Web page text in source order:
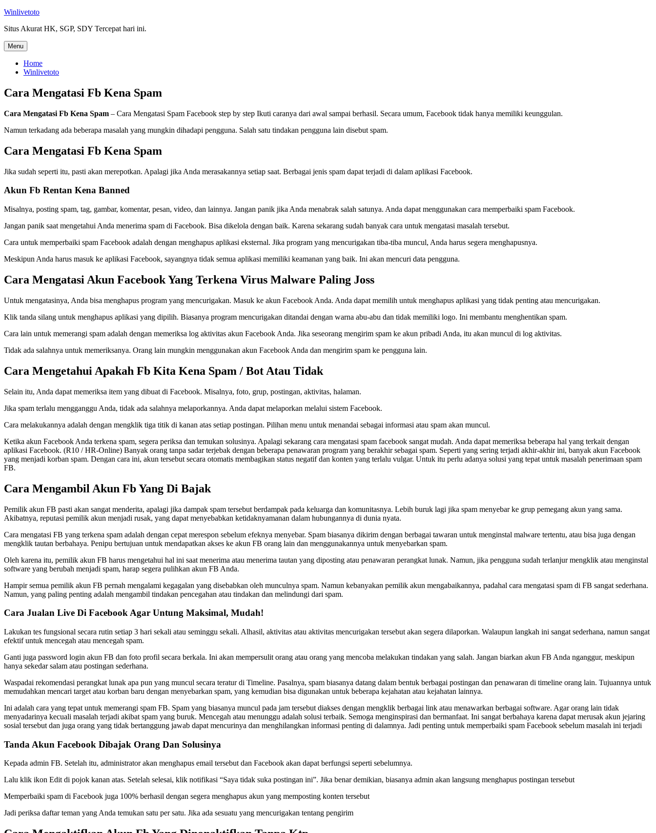
Skip
content
Winlivetoto
Situs Akurat HK, SGP, SDY Tercepat hari ini.
Menu
Home
Winlivetoto
Cara Mengatasi Fb Kena Spam
Cara Mengatasi Fb Kena Spam – Cara Mengatasi Spam Facebook step by step Ikuti caranya dari awal sampai berhasil. Secara umum, Facebook tidak hanya memiliki keunggulan.
Namun terkadang ada beberapa masalah yang mungkin dihadapi pengguna. Salah satu tindakan pengguna lain disebut spam.
Cara Mengatasi Fb Kena Spam
Jika sudah seperti itu, pasti akan merepotkan. Apalagi jika Anda merasakannya setiap saat. Berbagai jenis spam dapat terjadi di dalam aplikasi Facebook.
Akun Fb Rentan Kena Banned
Misalnya, posting spam, tag, gambar, komentar, pesan, video, dan lainnya. Jangan panik jika Anda menabrak salah satunya. Anda dapat menggunakan cara memperbaiki spam Facebook.
Jangan panik saat mengetahui Anda menerima spam di Facebook. Bisa dikelola dengan baik. Karena sekarang sudah banyak cara untuk mengatasi masalah tersebut.
Cara untuk memperbaiki spam Facebook adalah dengan menghapus aplikasi eksternal. Jika program yang mencurigakan tiba-tiba muncul, Anda harus segera menghapusnya.
Meskipun Anda harus masuk ke aplikasi Facebook, sayangnya tidak semua aplikasi memiliki keamanan yang baik. Ini akan mencuri data pengguna.
Cara Mengatasi Akun Facebook Yang Terkena Virus Malware Paling Joss
Untuk mengatasinya, Anda bisa menghapus program yang mencurigakan. Masuk ke akun Facebook Anda. Anda dapat memilih untuk menghapus aplikasi yang tidak penting atau mencurigakan.
Klik tanda silang untuk menghapus aplikasi yang dipilih. Biasanya program mencurigakan ditandai dengan warna abu-abu dan tidak memiliki logo. Ini membantu menghentikan spam.
Cara lain untuk memerangi spam adalah dengan memeriksa log aktivitas akun Facebook Anda. Jika seseorang mengirim spam ke akun pribadi Anda, itu akan muncul di log aktivitas.
Tidak ada salahnya untuk memeriksanya. Orang lain mungkin menggunakan akun Facebook Anda dan mengirim spam ke pengguna lain.
Cara Mengetahui Apakah Fb Kita Kena Spam / Bot Atau Tidak
Selain itu, Anda dapat memeriksa item yang dibuat di Facebook. Misalnya, foto, grup, postingan, aktivitas, halaman.
Jika spam terlalu mengganggu Anda, tidak ada salahnya melaporkannya. Anda dapat melaporkan melalui sistem Facebook.
Cara melakukannya adalah dengan mengklik tiga titik di kanan atas setiap postingan. Pilihan menu untuk menandai sebagai informasi atau spam akan muncul.
Ketika akun Facebook Anda terkena spam, segera periksa dan temukan solusinya. Apalagi sekarang cara mengatasi spam facebook sangat mudah. Anda dapat memeriksa beberapa hal yang terkait dengan
aplikasi Facebook. (R10 / HR-Online) Banyak orang tanpa sadar terjebak dengan beberapa penawaran program yang berakhir sebagai spam. Seperti yang sering terjadi akhir-akhir ini, banyak akun Facebook
yang menjadi korban spam. Dengan cara ini, akun tersebut secara otomatis membagikan status negatif dan konten yang terlalu vulgar. Untuk itu perlu adanya solusi yang tepat untuk masalah penerimaan spam
FB.
Cara Mengambil Akun Fb Yang Di Bajak
Pemilik akun FB pasti akan sangat menderita, apalagi jika dampak spam tersebut berdampak pada keluarga dan komunitasnya. Lebih buruk lagi jika spam menyebar ke grup pemegang akun yang sama.
Akibatnya, reputasi pemilik akun menjadi rusak, yang dapat menyebabkan ketidaknyamanan dalam hubungannya di dunia nyata.
Cara mengatasi FB yang terkena spam adalah dengan cepat merespon sebelum efeknya menyebar. Spam biasanya dikirim dengan berbagai tawaran untuk menginstal malware tertentu, atau bisa juga dengan
mengklik tautan berbahaya. Penipu bertujuan untuk mendapatkan akses ke akun FB orang lain dan menggunakannya untuk menyebarkan spam.
Oleh karena itu, pemilik akun FB harus mengetahui hal ini saat menerima atau menerima tautan yang diposting atau penawaran perangkat lunak. Namun, jika pengguna sudah terlanjur mengklik atau menginstal
software yang berubah menjadi spam, harap segera pulihkan akun FB Anda.
Hampir semua pemilik akun FB pernah mengalami kegagalan yang disebabkan oleh munculnya spam. Namun kebanyakan pemilik akun mengabaikannya, padahal cara mengatasi spam di FB sangat sederhana.
Namun, yang paling penting adalah mengambil tindakan pencegahan atau tindakan dan melindungi dari spam.
Cara Jualan Live Di Facebook Agar Untung Maksimal, Mudah!
Lakukan tes fungsional secara rutin setiap 3 hari sekali atau seminggu sekali. Alhasil, aktivitas atau aktivitas mencurigakan tersebut akan segera dilaporkan. Walaupun langkah ini sangat sederhana, namun sangat
efektif untuk mencegah atau mencegah spam.
Ganti juga password login akun FB dan foto profil secara berkala. Ini akan mempersulit orang atau orang yang mencoba melakukan tindakan yang salah. Jangan biarkan akun FB Anda nganggur, meskipun
hanya sekedar salam atau postingan sederhana.
Waspadai rekomendasi perangkat lunak apa pun yang muncul secara teratur di Timeline. Pasalnya, spam biasanya datang dalam bentuk berbagai postingan dan penawaran di timeline orang lain. Tujuannya untuk
memudahkan mencari target atau korban baru dengan menyebarkan spam, yang kemudian bisa digunakan untuk beberapa kejahatan atau kejahatan lainnya.
Ini adalah cara yang tepat untuk memerangi spam FB. Spam yang biasanya muncul pada jam tersebut diakses dengan mengklik berbagai link atau menawarkan berbagai software. Agar orang lain tidak
menyadarinya kecuali masalah terjadi akibat spam yang buruk. Mencegah atau menunggu adalah solusi terbaik. Semoga menginspirasi dan bermanfaat. Ini sangat berbahaya karena dapat merusak akun jejaring
sosial tersebut dan juga orang yang tidak bertanggung jawab dapat mencurinya dan menghilangkan informasi penting di dalamnya. Jadi penting untuk memperbaiki spam Facebook sebelum masalah ini terjadi
Tanda Akun Facebook Dibajak Orang Dan Solusinya
Kepada admin FB. Setelah itu, administrator akan menghapus email tersebut dan Facebook akan dapat berfungsi seperti sebelumnya.
Lalu klik ikon Edit di pojok kanan atas. Setelah selesai, klik notifikasi “Saya tidak suka postingan ini”. Jika benar demikian, biasanya admin akan langsung menghapus postingan tersebut
Memperbaiki spam di Facebook juga 100% berhasil dengan segera menghapus akun yang memposting konten tersebut
Jadi periksa daftar teman yang Anda temukan satu per satu. Jika ada sesuatu yang mencurigakan tentang pengirim